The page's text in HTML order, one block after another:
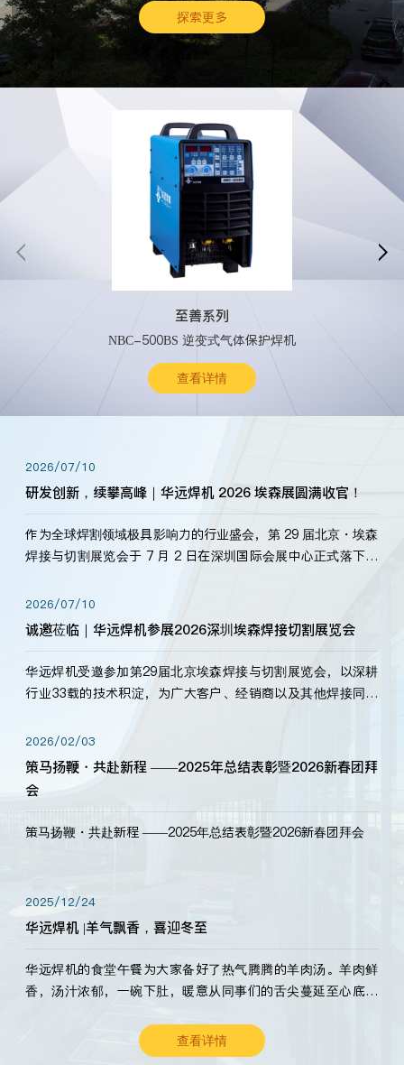
探索更多
至善系列
NBC-500BS 逆变式气体保护焊机
查看详情
 
2026/07/10
研发创新，续攀高峰｜华远焊机 2026 埃森展圆满收官！
作为全球焊割领域极具影响力的行业盛会，第 29 届北京・埃森
焊接与切割展览会于 7 月 2 日在深圳国际会展中心正式落下帷
标准，持之以恒研发新产品、新技术。新老客户、行业伙伴、
海内外客户为目睹公司发布的新产…
2026/07/10
诚邀莅临｜华远焊机参展2026深圳埃森焊接切割展览会
华远焊机受邀参加第29届北京埃森焊接与切割展览会，以深耕
行业33载的技术积淀，为广大客户、经销商以及其他焊接同仁
2026/02/03
策马扬鞭・共赴新程 ——2025年总结表彰暨2026新春团拜
会
策马扬鞭・共赴新程 ——2025年总结表彰暨2026新春团拜会
2025/12/24
华远焊机 |羊气飘香，喜迎冬至
华远焊机的食堂午餐为大家备好了热气腾腾的羊肉汤。羊肉鲜
香，汤汁浓郁，一碗下肚，暖意从同事们的舌尖蔓延至心底。
查看详情